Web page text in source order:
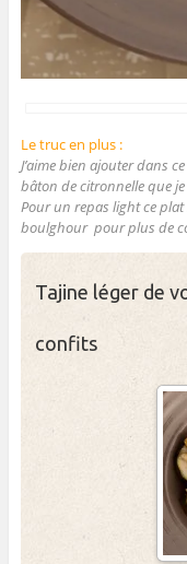
Le truc en plus :
J’aime bien ajouter dans
bâton de citronnelle que
Pour un repas light ce
boulghour pour plus de
Tajine léger de
confits